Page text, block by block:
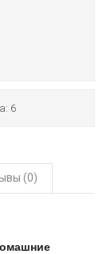
6
(0)